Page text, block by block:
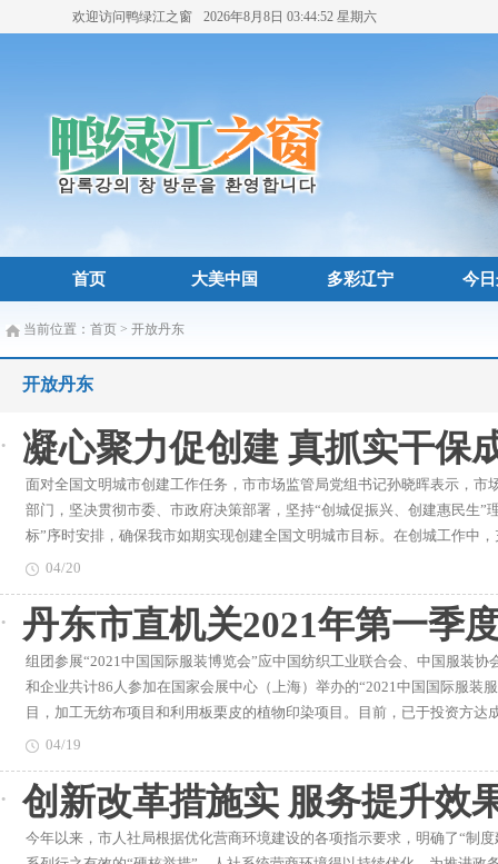
欢迎访问鸭绿江之窗 2026年8月8日 03:44:52 星期六
首页 大美中国 多彩辽宁 今
当前位置： 首页 > 开放丹东
开放丹东
凝心聚力促创建 真抓实干保
面对全国文明城市创建工作任务，市市场监管局党组书记孙晓晖表示，
部门，坚决贯彻市委、市政府决策部署，坚持“创城促振兴、创建惠民生
标”序时安排，确保我市如期实现创建全国文明城市目标。在创城工作中
做到“四个推进”。统一思想，以全局之力推进。成立创建工作专门机构
人，对标督办。针对农贸市场整治的重点、难点问题，科学调动属地、
最优举措推进。围绕农贸市场改造8个硬件标准，以整治环境卫生“脏乱
干、定岗值守、集中整治等方式，督促农贸市场升级改造项目的落实。
和突破口，逐条自评、逐项完善、逐件落实。市市场监管局将按照创城
设，以点促面、连点成线，引领农贸市场升级改造工作全面提升、纵深
水平，不断强化诚信经营意识，规范文明经营行为，实现农贸市场“颜值
消费维权、食品和药品安全监管及农产品质量安全监测等工作。不断强
食品行为，加大知识产权保护力度，依法规范开办单位及场内经营者的
合格率提升行动及食品药品等重点领域广告专项监测。健全完善公益广
04/20
丹东市直机关2021年第一季
组团参展“2021中国国际服装博览会”应中国纺织工业联合会、中国服装
和企业共计86人参加在国家会展中心（上海）举办的“2021中国国际服装
目，加工无纺布项目和利用板栗皮的植物印染项目。目前，已于投资方
次展会达成意向合作项目141个，预计合作额为30亿元，其中意向采购、
加工合作的94个，含基本明确下订单的32个，以上企业已于近期陆续来
誉度，为我市纺织服装企业发展、寻找合作伙伴开拓了更大更广阔的空
局多措并举，建管并重，提升服务，强力推进“厕所革命”各项工作，完
04/19
创新改革措施实 服务提升效
今年以来，市人社局根据优化营商环境建设的各项指示要求，明确了“制